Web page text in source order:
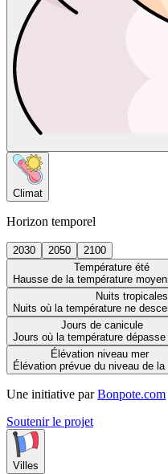
Climat
Horizon temporel
2030 2050
2100
Température été
Hausse de la température
Nuits tropicales
Nuits où la température ne
Jours de canicule
Jours où la température dépasse
Élévation niveau mer
Élévation prévue du niveau de la
Une initiative par Bonpote.com
Soutenir le projet
Villes